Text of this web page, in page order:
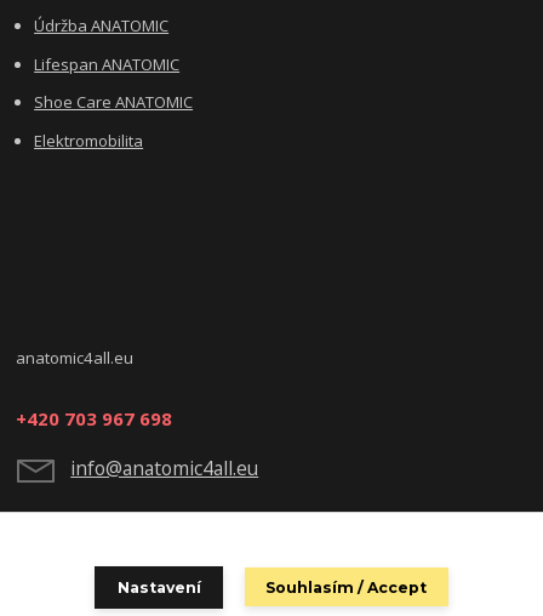
Údržba ANATOMIC
Lifespan ANATOMIC
Shoe Care ANATOMIC
Elektromobilita
anatomic4all.eu
+420 703 967 698
info@anatomic4all.eu
Nastavení Souhlasím / Accept